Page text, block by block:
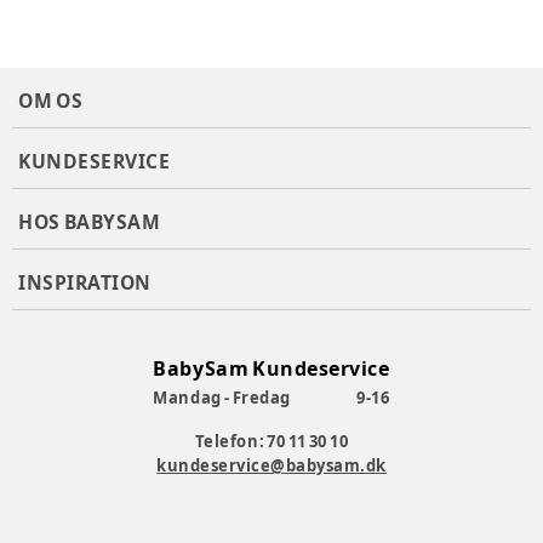
Barnets vægt: Maks. 13 kg.
Optimal åndbarhed.
Indlæg til spædbørn medfølger, som kan fjernes, når dit
12 forskellige nakkestøttepositioner.
LSP-sidekollisionsbeskyttelse.
Stoffet kan vaskes i maskine ved 30 °C.
Godkendt i henhold til: UN R129/03.
Mål: L: 64,5 x B: 44 x H: 38-60 cm.
Kan fastgøres med bilens sikkerhedssele.
OM OS
KUNDESERVICE
HOS BABYSAM
INSPIRATION
BabySam Kundeservice
Mandag - Fredag
9-16
Telefon: 70 11 30 10
kundeservice@babysam.dk